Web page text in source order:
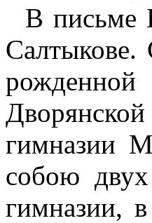
В письме
гимназии
собою
гимназии,